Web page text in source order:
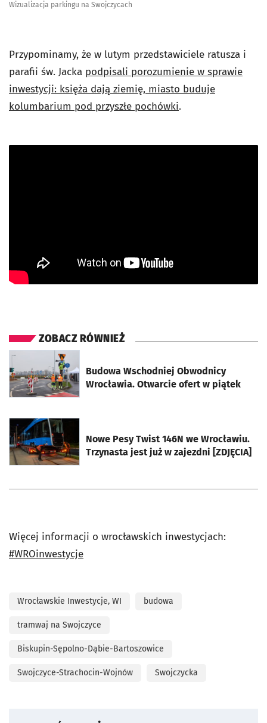
Wizualizacja parkingu na Swojczycach
Przypominamy, że w lutym przedstawiciele ratusza i
parafii św. Jacka podpisali porozumienie w sprawie
inwestycji: księża dają ziemię, miasto buduje
kolumbarium pod przyszłe pochówki.
ZOBACZ RÓWNIEŻ
Budowa Wschodniej Obwodnicy
Wrocławia. Otwarcie ofert w piątek
otworzy się w nowej karcie
Nowe Pesy Twist 146N we Wrocławiu.
Trzynasta jest już w zajezdni [ZDJĘCIA]
otworzy się w nowej karcie
Więcej informacji o wrocławskich inwestycjach:
#WROinwestycje
Wrocławskie Inwestycje, WI budowa
tramwaj na Swojczyce
Biskupin-Sępolno-Dąbie-Bartoszowice
Swojczyce-Strachocin-Wojnów Swojczycka